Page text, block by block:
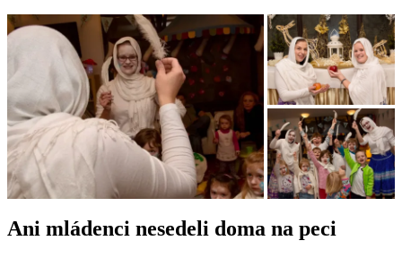
Ani mládenci nesedeli doma na peci